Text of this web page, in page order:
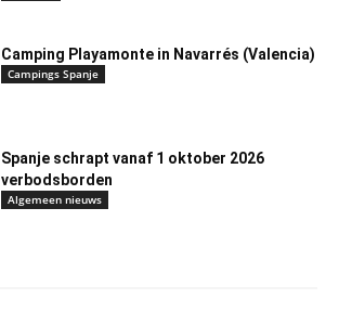
Camping Playamonte in Navarrés (Valencia)
Campings Spanje
Spanje schrapt vanaf 1 oktober 2026
verbodsborden
Algemeen nieuws